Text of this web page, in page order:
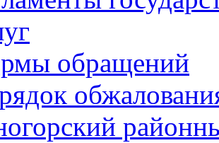
обращений